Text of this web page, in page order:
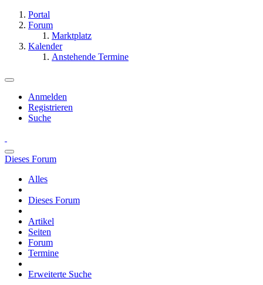
Portal
Forum
Marktplatz
Kalender
Anstehende Termine
Anmelden
Registrieren
Suche
Dieses Forum
Alles
Dieses Forum
Artikel
Seiten
Forum
Termine
Erweiterte Suche